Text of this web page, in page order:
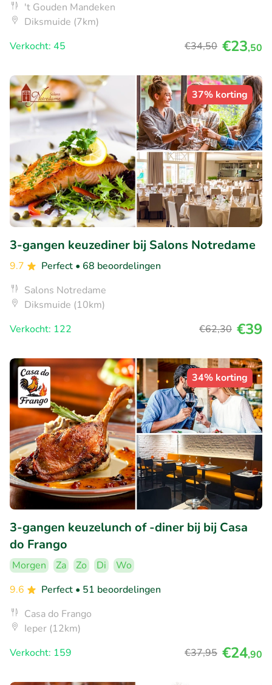
't Gouden Mandeken
Diksmuide (7km)
Verkocht: 45
€34,50 €23,50
37% korting
3-gangen keuzediner bij Salons Notredame
9.7 Perfect • 68 beoordelingen
Salons Notredame
Diksmuide (10km)
Verkocht: 122
€62,30 €39
34% korting
3-gangen keuzelunch of -diner bij bij Casa
do Frango
Morgen Za Zo Di
Wo
9.6
Perfect • 51 beoordelingen
Casa do Frango
Ieper (12km)
Verkocht: 159
€37,95 €24,90